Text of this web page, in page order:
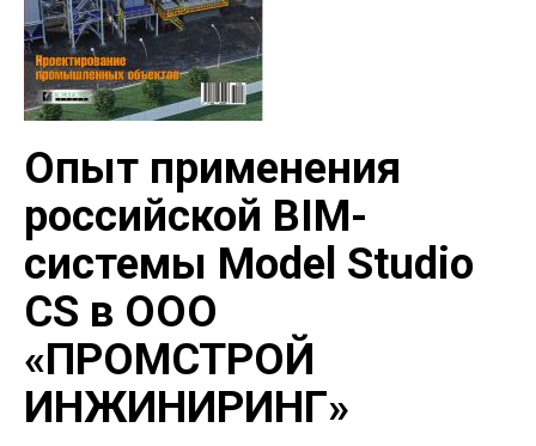
Опыт применения
российской BIM-
системы Model Studio
CS в ООО
«ПРОМСТРОЙ
ИНЖИНИРИНГ»